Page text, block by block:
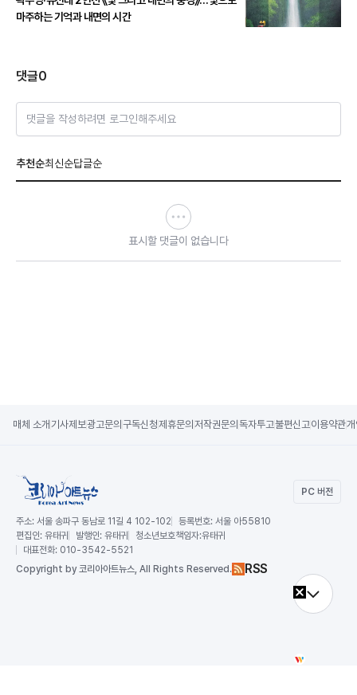
마주하는 기억과 내면의 시간
댓글0
댓글을 작성하려면 로그인해주세요
추천순최신순답글순
표시할 댓글이 없습니다
매체 소개 기사제보광고문의 구독신청제휴문의 저작권문의 독자투고불편신고이용약관
PC 버전
주소: 서울 송파구 동남로 11길 4 102-102 등록번호: 서울 아55810
편집인: 유태귀 발행인: 유태귀 청소년보호책임자:유태귀
대표전화: 010-3542-5521
Copyright by 코리아아트뉴스, All Rights Reserved. RSS